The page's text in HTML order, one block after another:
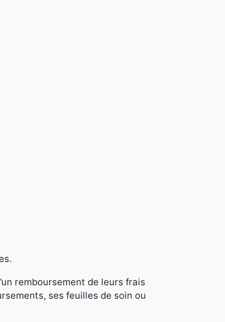
remboursement de leurs frais
ses feuilles de soin ou